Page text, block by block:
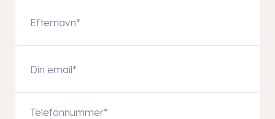
Telefonnummer*